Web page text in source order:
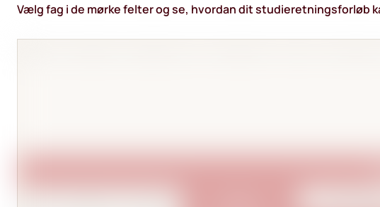
Vælg fag i de mørke felter og se, hvordan dit studieretningsforløb